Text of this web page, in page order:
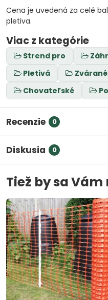
Cena je uvedená za celé
pletiva.
Viac z kategórie
Strend pro
Pletivá
Zvárané
Chovateľské
Recenzie 0
Diskusia 0
Tiež by sa